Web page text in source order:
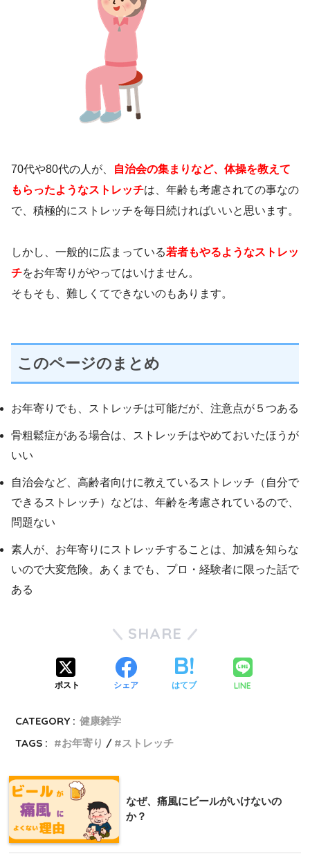
70代や80代の人が、
自治会の集まりなど、体操を教えて
もらったようなストレッチは、年齢も考慮されての事なの
で、積極的にストレッチを毎日続ければいいと思います。
しかし、一般的に広まっている若者もやるようなストレッ
チをお年寄りがやってはいけません。
そもそも、難しくてできないのもあります。
このページのまとめ
お年寄りでも、ストレッチは可能だが、注意点が５つある
骨粗鬆症がある場合は、ストレッチはやめておいたほうが
いい
自治会など、高齢者向けに教えているストレッチ（自分で
できるストレッチ）などは、年齢を考慮されているので、
問題ない
素人が、お年寄りにストレッチすることは、加減を知らな
いので大変危険。あくまでも、プロ・経験者に限った話で
ある
SHARE
ポスト シェア はてブ LINE
CATEGORY : 健康雑学
TAGS :
お年寄り ストレッチ
なぜ、痛風にビールがいけないの
か？